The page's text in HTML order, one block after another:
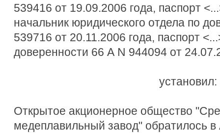
539416 от 19.09.2006 года, паспорт
начальник юридического отдела по
539716 от 20.11.2006 года, паспорт
доверенности 66 А N 944094 от
установил:
Открытое акционерное общество
медеплавильный завод" обратилось